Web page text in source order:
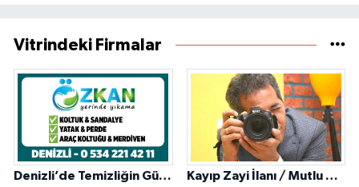
Vitrindeki Firmalar
Denizli’de Temizliğin Güvenilir Adresi: Özkan Yerinde Yıkama Kayıp Zayi İlanı / Mutlu Ajans / Denizli